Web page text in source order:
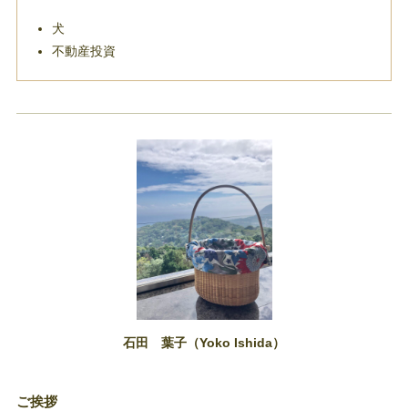
犬
不動産投資
石田 葉子（Yoko Ishida）
ご挨拶